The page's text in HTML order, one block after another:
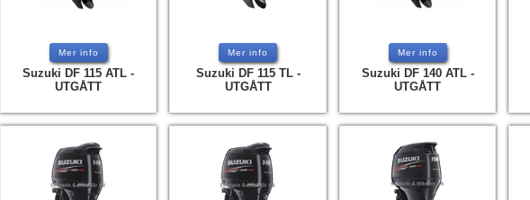
Mer info
Suzuki DF 115 ATL -
UTGÅTT
Mer info
Suzuki DF 115 TL -
UTGÅTT
Mer info
Suzuki DF 140 ATL -
UTGÅTT